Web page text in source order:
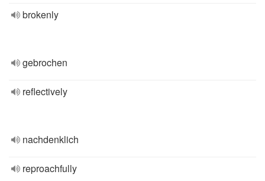
brokenly
gebrochen
reflectively
nachdenklich
reproachfully